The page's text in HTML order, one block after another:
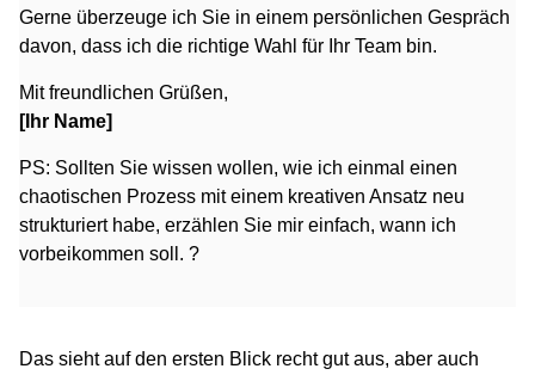
Gerne überzeuge ich Sie in einem persönlichen Gespräch
davon, dass ich die richtige Wahl für Ihr Team bin.
Mit freundlichen Grüßen,
[Ihr Name]
PS: Sollten Sie wissen wollen, wie ich einmal einen
chaotischen Prozess mit einem kreativen Ansatz neu
strukturiert habe, erzählen Sie mir einfach, wann ich
vorbeikommen soll. ?
Das sieht auf den ersten Blick recht gut aus, aber auch